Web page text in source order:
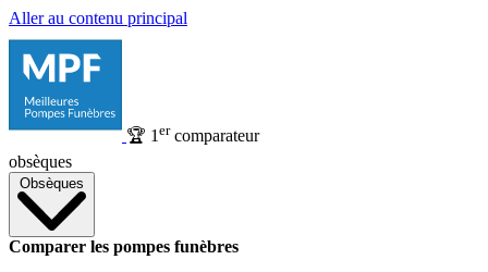
Aller au contenu principal
🏆 1 ercomparateur
obsèques
Obsèques
Comparer les pompes funèbres